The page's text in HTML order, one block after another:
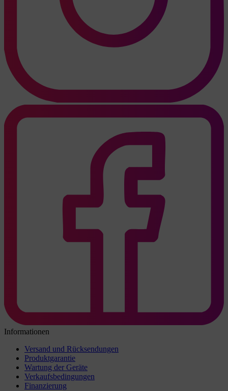
Informationen
Versand und Rücksendungen
Produktgarantie
Wartung der Geräte
Verkaufsbedingungen
Finanzierung